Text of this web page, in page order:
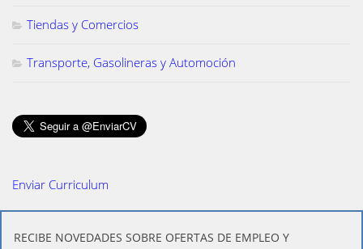
Tiendas y Comercios
Transporte, Gasolineras y Automoción
Enviar Curriculum
​RECIBE NOVEDADES SOBRE OFERTAS DE EMPLEO Y